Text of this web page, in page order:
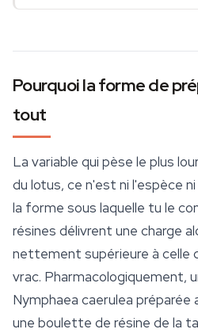
Pourquoi la forme de
tout
La variable qui pèse le plus
du lotus, ce n'est ni l'espèce
la forme sous laquelle tu le
résines délivrent une charge
nettement supérieure à celle
vrac. Pharmacologiquement,
Nymphaea caerulea préparée
une boulette de résine de la